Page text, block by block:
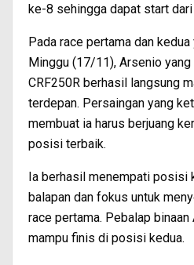
ke-8 sehingga dapat start
Pada race pertama dan
Minggu (17/11), Arsenio
CRF250R berhasil langsung
terdepan. Persaingan yang
membuat ia harus berjuang
posisi terbaik.
Ia berhasil menempati posisi
balapan dan fokus untuk
race pertama. Pebalap binaan
mampu finis di posisi kedua.